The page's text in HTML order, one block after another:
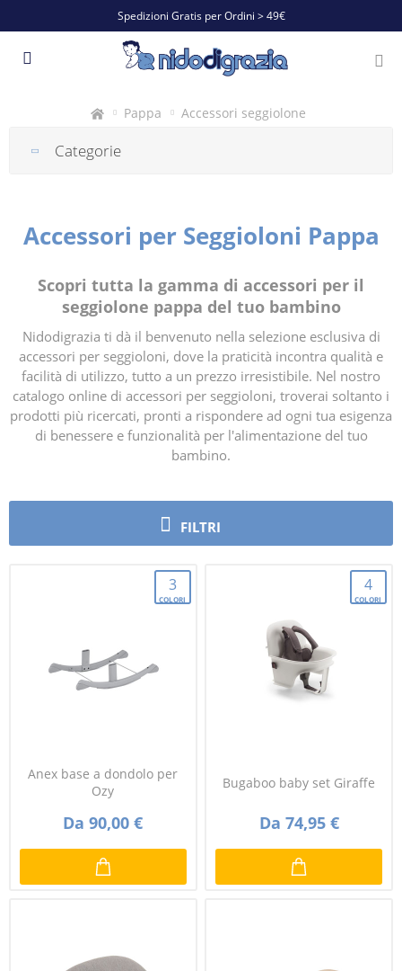
Spedizioni Gratis per Ordini > 49€
Pappa Accessori seggiolone
Categorie
Accessori per Seggioloni Pappa
Scopri tutta la gamma di accessori per il
seggiolone pappa del tuo bambino
Nidodigrazia ti dà il benvenuto nella selezione esclusiva di
accessori per seggioloni, dove la praticità incontra qualità e
facilità di utilizzo, tutto a un prezzo irresistibile. Nel nostro
catalogo online di accessori per seggioloni, troverai soltanto i
prodotti più ricercati, pronti a rispondere ad ogni tua esigenza
di benessere e funzionalità per l'alimentazione del tuo
bambino.
FILTRI
3
COLORI
Anex base a dondolo per
Ozy
Da 90,00 €
4
COLORI
Bugaboo baby set Giraffe
Da 74,95 €